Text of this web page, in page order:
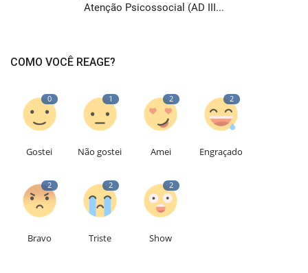
Atenção Psicossocial (AD III...
COMO VOCÊ REAGE?
0
Gostei
1
Não gostei
2
Amei
2
Engraçado
2
Bravo
2
Triste
2
Show